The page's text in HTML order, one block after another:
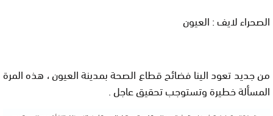
الصحراء لايف : العيون
من جديد تعود الينا فضائح قطاع الصحة بمدينة العيون ، هذه المرة
المسألة خطيرة وتستوجب تحقيق عاجل .